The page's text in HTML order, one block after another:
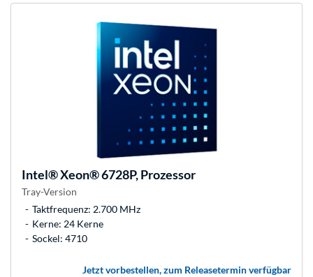
Intel®Xeon® 6728P, Prozessor
Tray-Version
Taktfrequenz: 2.700 MHz
Kerne: 24 Kerne
Sockel: 4710
Jetzt vorbestellen, zum Releasetermin verfügbar